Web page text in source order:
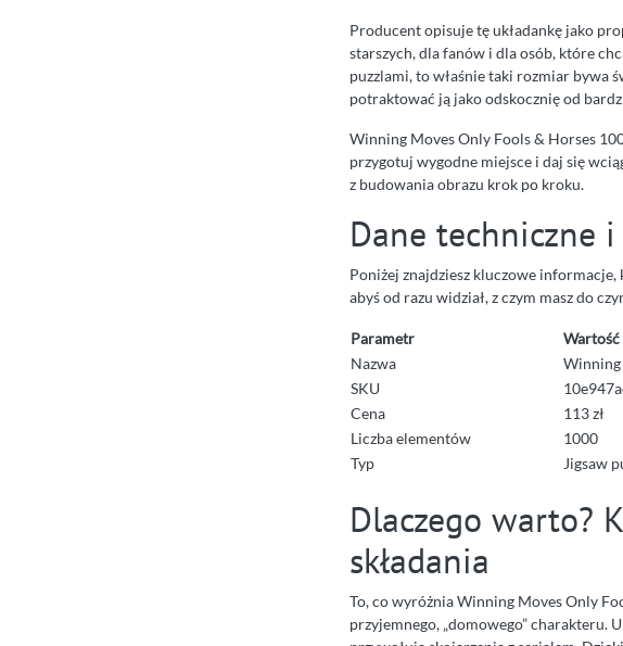
Producent opisuje tę układankę jako
starszych, dla fanów i dla osób, które
puzzlami, to właśnie taki rozmiar bywa
potraktować ją jako odskocznię od
Winning Moves Only Fools & Horses
przygotuj wygodne miejsce i daj się
z budowania obrazu krok po kroku.
Dane techniczne
Poniżej znajdziesz kluczowe
abyś od razu widział, z czym masz do
Parametr
Wartość
Nazwa
Winning
SKU
Cena
113 zł
Liczba elementów
1000
Typ
Jigsaw
Dlaczego warto?
składania
To, co wyróżnia Winning Moves Only
przyjemnego, „domowego” charakteru.